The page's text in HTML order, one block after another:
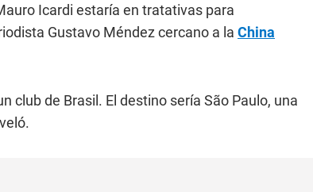
Icardi estaría en tratativas para
Gustavo Méndez cercano a la China
club de Brasil. El destino sería São Paulo, una